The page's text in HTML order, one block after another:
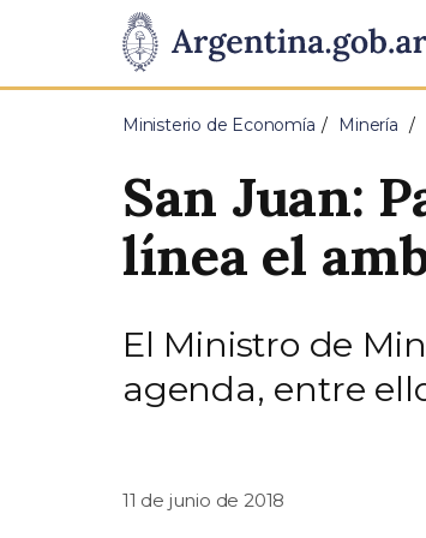
Presidencia
de
Pasar al contenido principal
Ministerio de Economía Minería
San Juan:
línea el
El Ministro de
agenda, entre
11 de junio de 2018